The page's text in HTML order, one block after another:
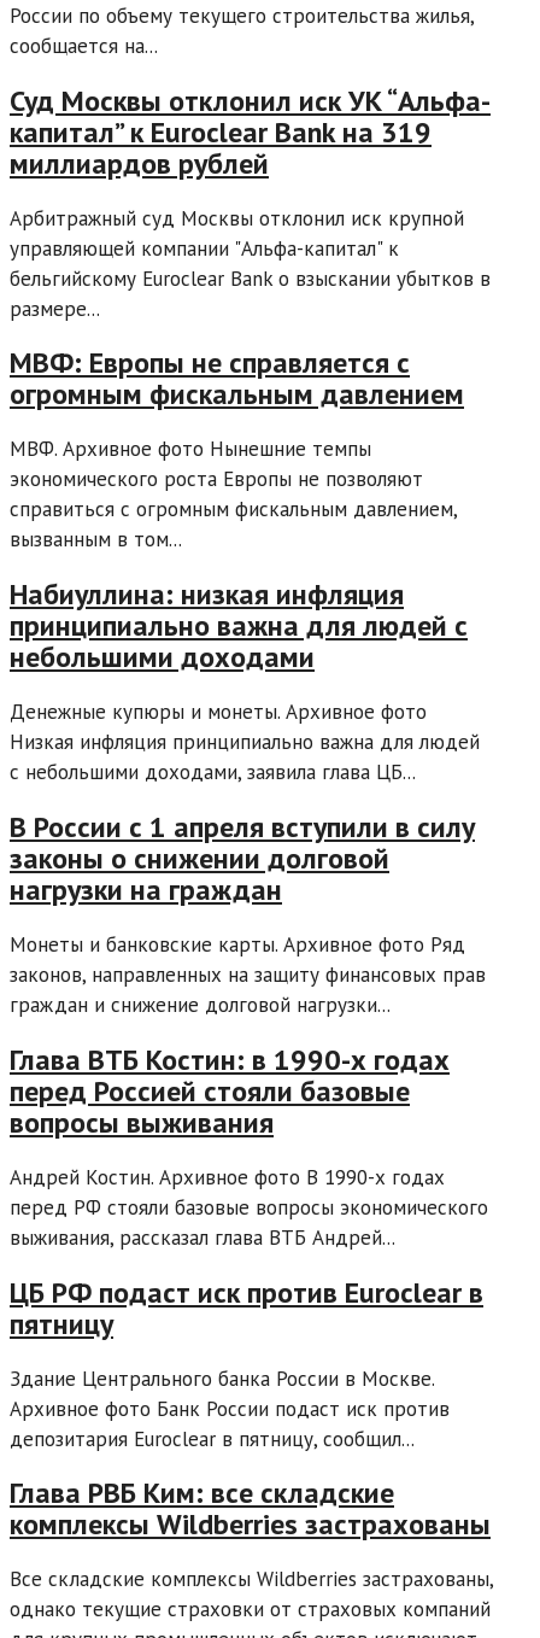
России по объему текущего строительства жилья,
сообщается на...
Суд Москвы отклонил иск УК “Альфа-
капитал” к Euroclear Bank на 319
миллиардов рублей
Арбитражный суд Москвы отклонил иск крупной
управляющей компании "Альфа-капитал" к
бельгийскому Euroclear Bank о взыскании убытков в
размере...
МВФ: Европы не справляется с
огромным фискальным давлением
МВФ. Архивное фото Нынешние темпы
экономического роста Европы не позволяют
справиться с огромным фискальным давлением,
вызванным в том...
Набиуллина: низкая инфляция
принципиально важна для людей с
небольшими доходами
Денежные купюры и монеты. Архивное фото
Низкая инфляция принципиально важна для людей
с небольшими доходами, заявила глава ЦБ...
В России с 1 апреля вступили в силу
законы о снижении долговой
нагрузки на граждан
Монеты и банковские карты. Архивное фото Ряд
законов, направленных на защиту финансовых прав
граждан и снижение долговой нагрузки...
Глава ВТБ Костин: в 1990-х годах
перед Россией стояли базовые
вопросы выживания
Андрей Костин. Архивное фото В 1990-х годах
перед РФ стояли базовые вопросы экономического
выживания, рассказал глава ВТБ Андрей...
ЦБ РФ подаст иск против Euroclear в
пятницу
Здание Центрального банка России в Москве.
Архивное фото Банк России подаст иск против
депозитария Euroclear в пятницу, сообщил...
Глава РВБ Ким: все складские
комплексы Wildberries застрахованы
Все складские комплексы Wildberries застрахованы,
однако текущие страховки от страховых компаний